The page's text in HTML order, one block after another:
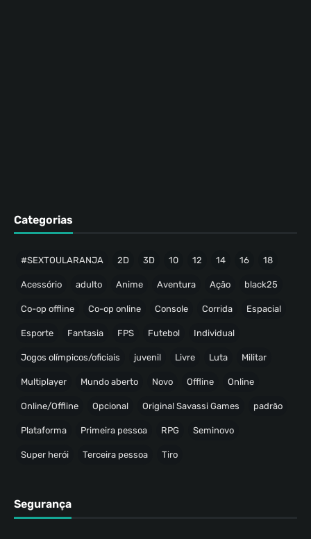
Categorias
#SEXTOULARANJA 2D 3D 10 12 14 16 18
Acessório adulto Anime Aventura Ação black25
Co-op offline Co-op online Console Corrida Espacial
Esporte Fantasia FPS Futebol Individual
Jogos olímpicos/oficiais juvenil Livre Luta Militar
Multiplayer Mundo aberto Novo Offline Online
Online/Offline Opcional Original Savassi Games padrão
Plataforma Primeira pessoa RPG Seminovo
Super herói Terceira pessoa Tiro
Segurança